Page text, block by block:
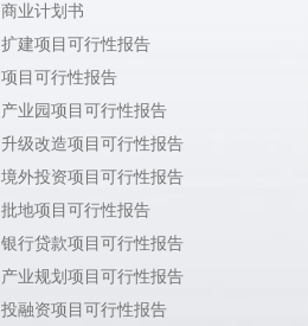
商业计划书
扩建项目可行性报告
项目可行性报告
产业园项目可行性报告
升级改造项目可行性报告
境外投资项目可行性报告
批地项目可行性报告
银行贷款项目可行性报告
产业规划项目可行性报告
投融资项目可行性报告